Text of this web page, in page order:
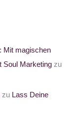
Mit magischen
Soul Marketing zu
zu Lass Deine